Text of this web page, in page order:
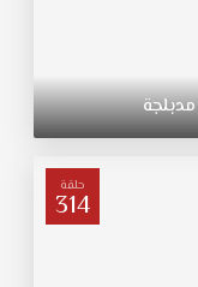
مدبلجة
حلقة
314